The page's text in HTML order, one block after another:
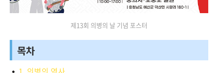
제13회 의병의 날 기념 포스터
목차